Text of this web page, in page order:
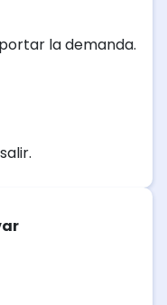
la demanda.